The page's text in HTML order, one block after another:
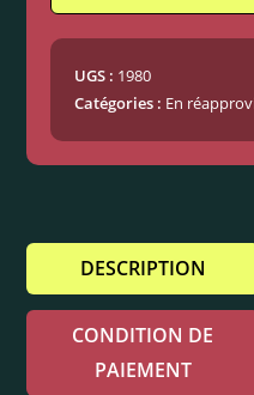
UGS : 1980
Catégories : En
DESCRIPTION
CONDITION DE
PAIEMENT